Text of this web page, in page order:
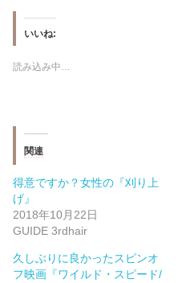
いいね:
読み込み中…
関連
得意ですか？女性の『刈り上
げ』
2018年10月22日
GUIDE 3rdhair
久しぶりに良かったスピンオ
フ映画『ワイルド・スピード/